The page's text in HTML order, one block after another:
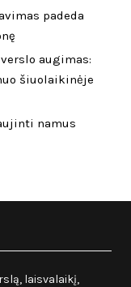
padeda
augimas:
šiuolaikinėje
namus
laisvalaikį,